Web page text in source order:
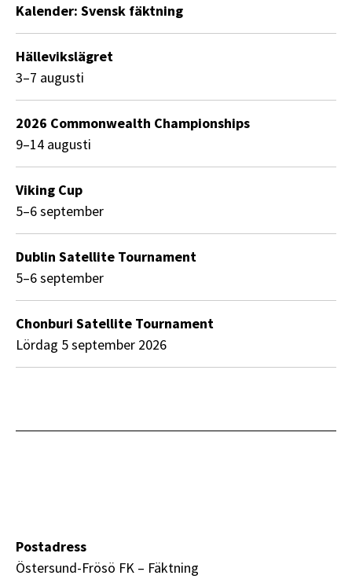
Kalender: Svensk fäktning
Hällevikslägret
3–7 augusti
2026 Commonwealth Championships
9–14 augusti
Viking Cup
5–6 september
Dublin Satellite Tournament
5–6 september
Chonburi Satellite Tournament
lördag 5 september 2026
Postadress
Östersund-Frösö FK – Fäktning